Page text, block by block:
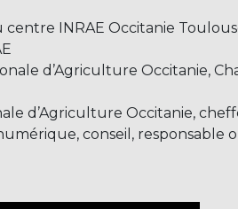
INRAE Occitanie
d’Agriculture Occitanie,
d’Agriculture Occitanie,
conseil, responsable